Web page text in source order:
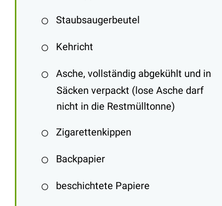
Staubsaugerbeutel
Kehricht
Asche, vollständig abgekühlt und in
Säcken verpackt (lose Asche darf
nicht in die Restmülltonne)
Zigarettenkippen
Backpapier
beschichtete Papiere